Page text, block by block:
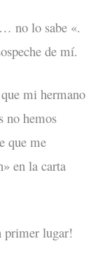
no lo sabe «.
de mí.
mi hermano
no hemos
que me
en la carta
primer lugar!